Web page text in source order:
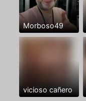
Morboso49
vicioso cañero